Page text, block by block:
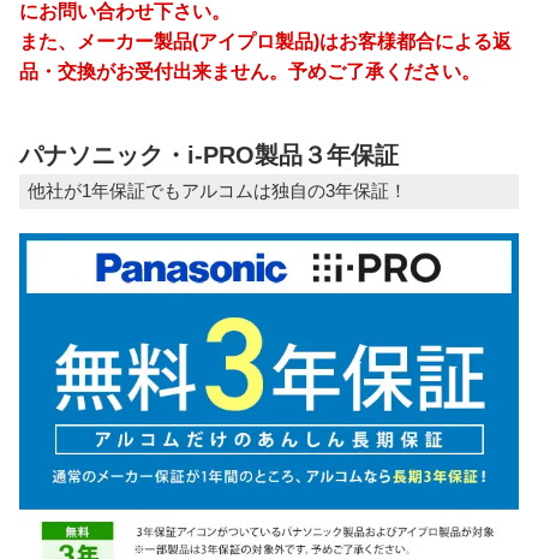
にお問い合わせ下さい。
また、メーカー製品(アイプロ製品)はお客様都合による返
品・交換がお受付出来ません。予めご了承ください。
パナソニック・i-PRO製品３年保証
他社が1年保証でもアルコムは独自の3年保証！